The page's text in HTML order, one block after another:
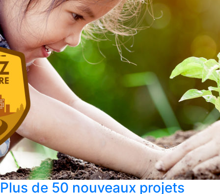
Plus de 50 nouveaux projets